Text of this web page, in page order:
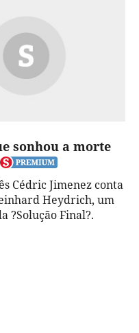
sonhou a morte
Cédric Jimenez conta
Heydrich, um
?Solução Final?.